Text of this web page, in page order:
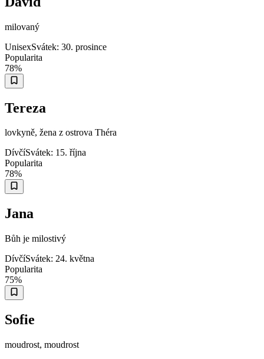
milovaný
UnisexSvátek: 30. prosince
Popularita
78%
Tereza
lovkyně, žena z ostrova Théra
DívčíSvátek: 15. října
Popularita
78%
Jana
Bůh je milostivý
DívčíSvátek: 24. května
Popularita
75%
Sofie
moudrost, moudrost